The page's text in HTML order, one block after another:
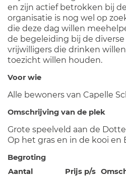
en zijn actief betrokken bij
organisatie is nog wel op
die deze dag willen
de begeleiding bij de
vrijwilligers die drinken
toezicht willen houden.
Voor wie
Alle bewoners van Capelle
Omschrijving van de plek
Grote speelveld aan de
Op het gras en in de kooi en
Begroting
Aantal
Prijs p/s